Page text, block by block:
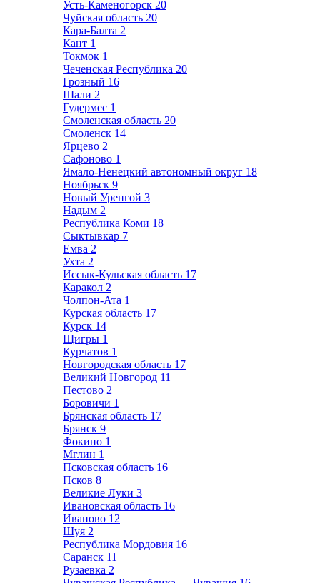
Усть-Каменогорск 20
Чуйская область 20
Кара-Балта 2
Кант 1
Токмок 1
Чеченская Республика 20
Грозный 16
Шали 2
Гудермес 1
Смоленская область 20
Смоленск 14
Ярцево 2
Сафоново 1
Ямало-Ненецкий автономный округ 18
Ноябрьск 9
Новый Уренгой 3
Надым 2
Республика Коми 18
Сыктывкар 7
Емва 2
Ухта 2
Иссык-Кульская область 17
Каракол 2
Чолпон-Ата 1
Курская область 17
Курск 14
Щигры 1
Курчатов 1
Новгородская область 17
Великий Новгород 11
Пестово 2
Боровичи 1
Брянская область 17
Брянск 9
Фокино 1
Мглин 1
Псковская область 16
Псков 8
Великие Луки 3
Ивановская область 16
Иваново 12
Шуя 2
Республика Мордовия 16
Саранск 11
Рузаевка 2